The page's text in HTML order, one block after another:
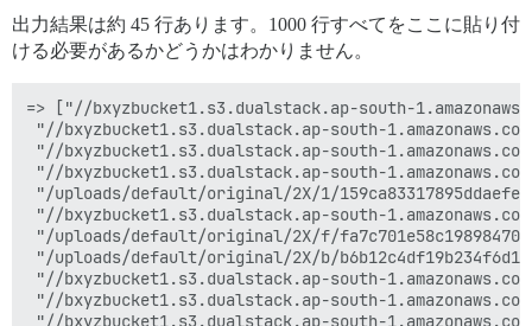
出力結果は約 45 行あります。1000 行すべてをここに貼り付
ける必要があるかどうかはわかりません。
=> ["//bxyzbucket1.s3.dualstack.ap-south-
"//bxyzbucket1.s3.dualstack.ap-south-
"//bxyzbucket1.s3.dualstack.ap-south-
"//bxyzbucket1.s3.dualstack.ap-south-
"/uploads/default/original/2X/1/
"//bxyzbucket1.s3.dualstack.ap-south-
"/uploads/default/original/2X/f/
"/uploads/default/original/2X/b/
"//bxyzbucket1.s3.dualstack.ap-south-
"//bxyzbucket1.s3.dualstack.ap-south-
"//bxyzbucket1.s3.dualstack.ap-south-